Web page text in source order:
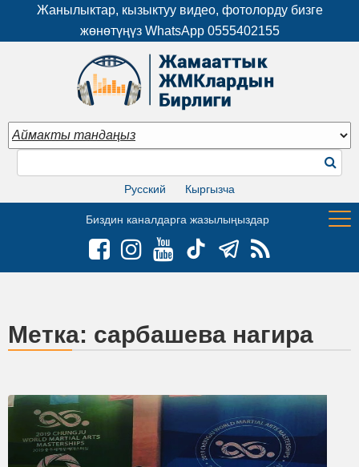
Жанылыктар, кызыктуу видео, фотолорду бизге
жөнөтүңүз WhatsApp 0555402155
Русский Кыргызча
Биздин каналдарга жазылыңыздар
Метка: сарбашева нагира